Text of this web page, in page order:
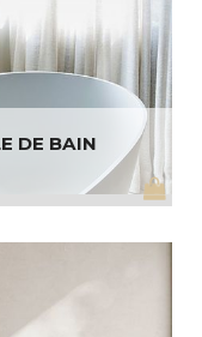
DE BAIN